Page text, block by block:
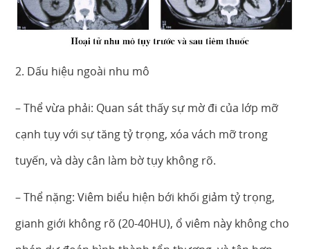
2. Dấu hiệu ngoài nhu mô
– Thể vừa phải: Quan sát thấy sự mờ đi của lớp mỡ
cạnh tụy với sự tăng tỷ trọng, xóa vách mỡ trong
tuyến, và dày cân làm bờ tụy không rõ.
– Thể nặng: Viêm biểu hiện bới khối giảm tỷ trọng,
gianh giới không rõ (20-40HU), ổ viêm này không cho